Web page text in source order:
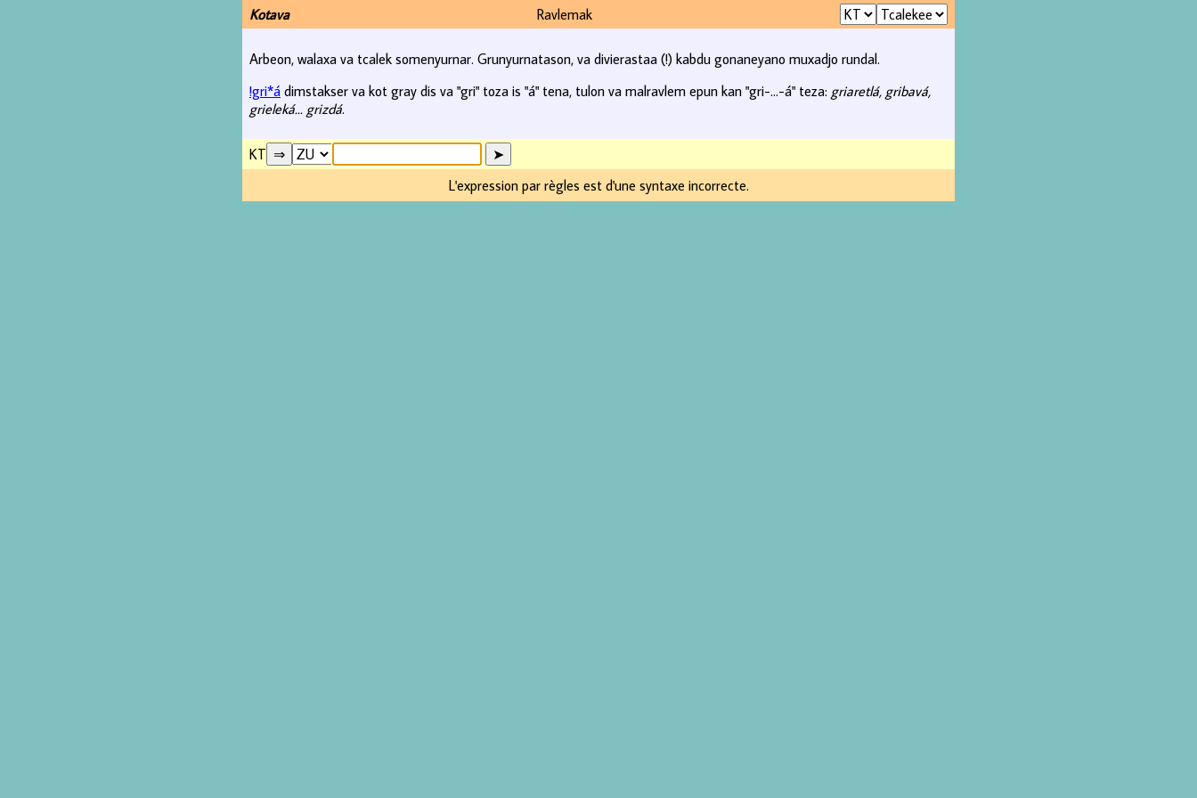
Kotava Ravlemak
Arbeon, walaxa va tcalek somenyurnar. Grunyurnatason, va divierastaa (!) kabdu gonaneyano muxadjo rundal.
!gri*á dimstakser va kot gray dis va "gri" toza is "á" tena, tulon va malravlem epun kan "gri-...-á" teza: griaretlá, gribavá,
grieleká... grizdá.
KT
L'expression par règles est d'une syntaxe incorrecte.